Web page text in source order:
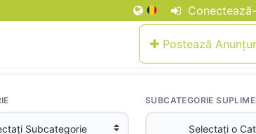
Postează
SUBCATEGORIE